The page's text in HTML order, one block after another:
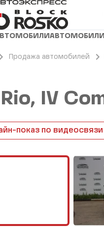
АВТОМОБИЛИ
Продажа автомобилей
IV
показ по видеосвязи